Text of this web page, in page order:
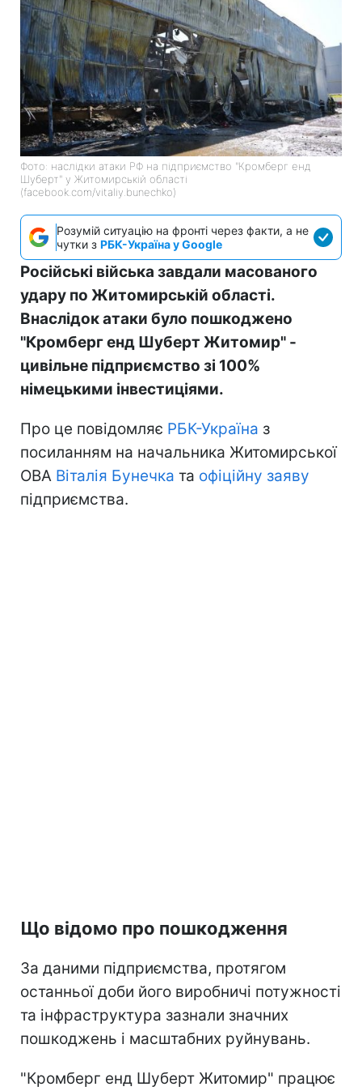
Фото: наслідки атаки РФ на підприємство "Кромберг енд
Шуберт" у Житомирській області
(facebook.com/vitaliy.bunechko)
Розумій ситуацію на фронті через факти, а не
чутки з РБК-Україна у Google
Російські війська завдали масованого
удару по Житомирській області.
Внаслідок атаки було пошкоджено
"Кромберг енд Шуберт Житомир" -
цивільне підприємство зі 100%
німецькими інвестиціями.
Про це повідомляє РБК-Україна з
посиланням на начальника Житомирської
ОВА Віталія Бунечка та офіційну заяву
підприємства.
Що відомо про пошкодження
За даними підприємства, протягом
останньої доби його виробничі потужності
та інфраструктура зазнали значних
пошкоджень і масштабних руйнувань.
"Кромберг енд Шуберт Житомир" працює